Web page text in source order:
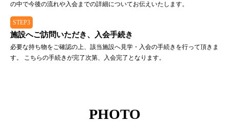
の中で今後の流れや入会までの詳細についてお伝えいたします。
STEP3
施設へご訪問いただき、入会手続き
必要な持ち物をご確認の上、該当施設へ見学・入会の手続きを行って頂きま
す。 こちらの手続きが完了次第、入会完了となります。
PHOTO